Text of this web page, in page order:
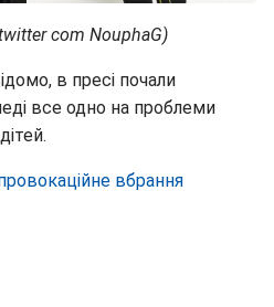
com NouphaG)
в пресі почали
все одно на проблеми
вбрання